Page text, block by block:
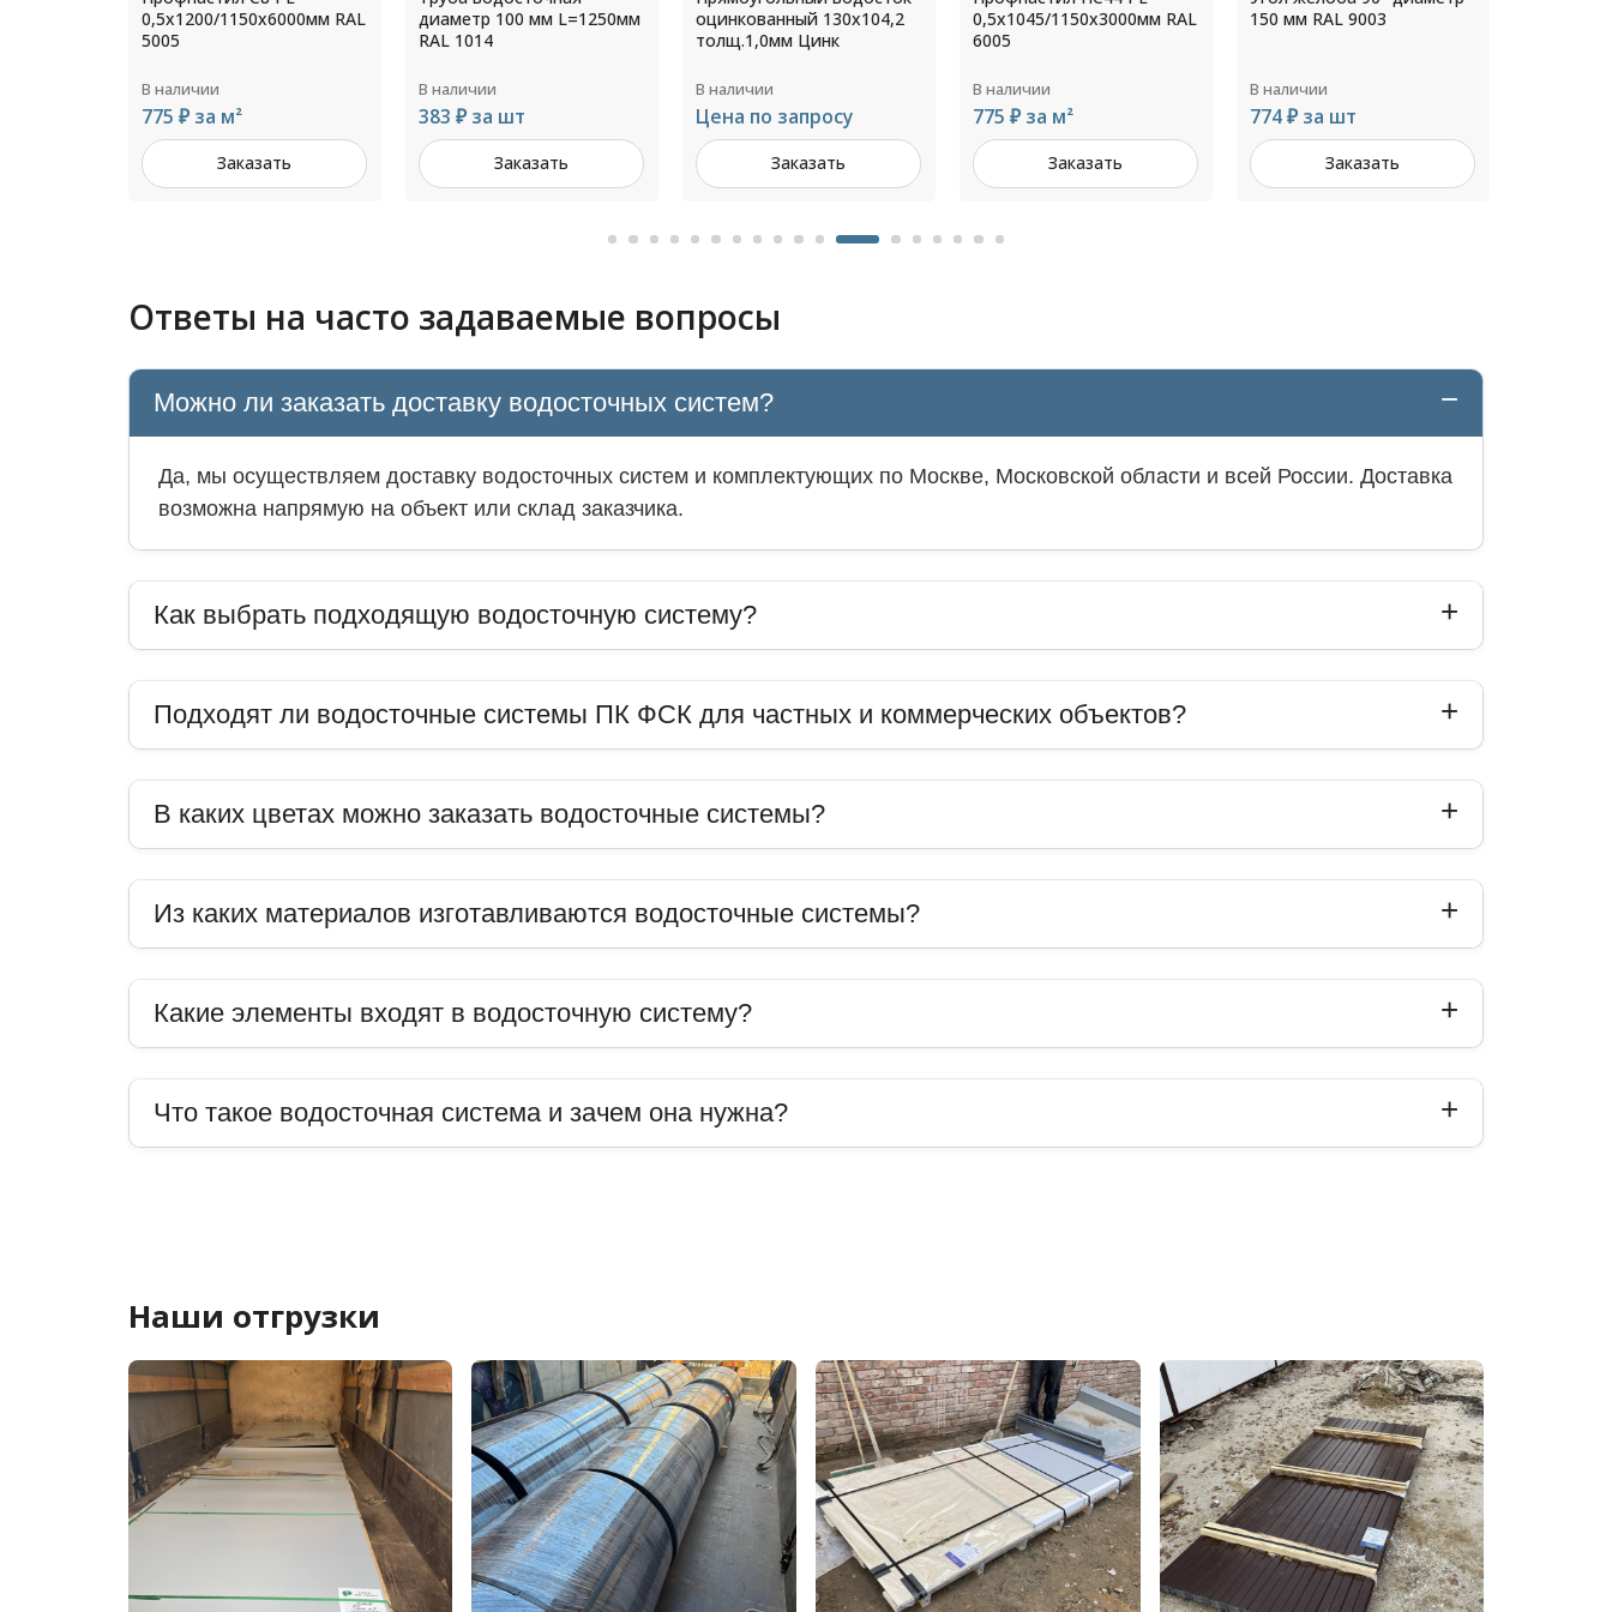
диаметр 100 мм L=1250мм
RAL 1014
В наличии
383 ₽ за шт
Заказать
оцинкованный 130х104,2
толщ.1,0мм Цинк
В наличии
Цена по запросу
Заказать
0,5х1045/1150х3000мм RAL
6005
В наличии
775 ₽ за м²
Заказать
150 мм RAL 9003
В наличии
774 ₽ за шт
Заказать
прямоугольного
В наличии
Цена по запросу
Заказать
Ответы на часто задаваемые вопросы
Можно ли заказать доставку водосточных систем?
Да, мы осуществляем доставку водосточных систем и комплектующих по Москве, Московской области и всей России. Доставка
возможна напрямую на объект или склад заказчика.
Как выбрать подходящую водосточную систему?
Подходят ли водосточные системы ПК ФСК для частных и коммерческих объектов?
В каких цветах можно заказать водосточные системы?
Из каких материалов изготавливаются водосточные системы?
Какие элементы входят в водосточную систему?
Что такое водосточная система и зачем она нужна?
Наши отгрузки